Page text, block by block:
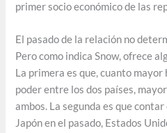
primer socio económico de las
El pasado de la relación no
Pero como indica Snow, ofrece
La primera es que, cuanto
poder entre los dos países,
ambos. La segunda es que
Japón en el pasado, Estados